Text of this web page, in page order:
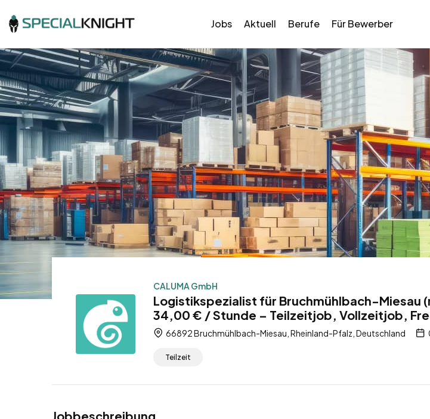
Jobs Aktuell Berufe Für Bewerber
CALUMA GmbH
Logistikspezialist für Bruchmühlbach-Miesau
34,00 € / Stunde – Teilzeitjob, Vollzeitjob,
66892 Bruchmühlbach-Miesau, Rheinland-Pfalz, Deutschland
Teilzeit
Jobbeschreibung